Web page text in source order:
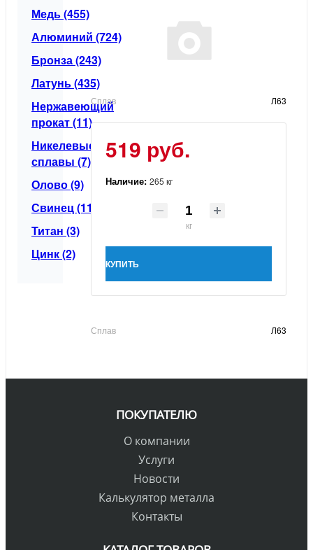
Медь (455)
Алюминий (724)
Бронза (243)
Латунь (435)
Нержавеющий
прокат (11)
Никелевые
сплавы (7)
Олово (9)
Свинец (11)
Титан (3)
Цинк (2)
Сплав Л63
519 руб.
Наличие: 265 кг
кг
КУПИТЬ
Сплав Л63
ПОКУПАТЕЛЮ
О компании
Услуги
Новости
Калькулятор металла
Контакты